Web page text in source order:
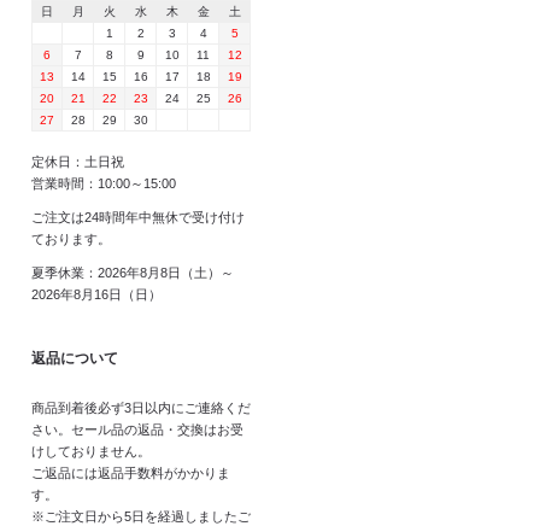
日 月 火 水 木 金
土
1
2 3 4
5
6
7 8 9 10 11
12
13
14 15 16 17 18
19
20
21 22 23 24 25
26
27
28 29 30
定休日：土日祝
営業時間：10:00～15:00
ご注文は24時間年中無休で受け付け
ております。
夏季休業：2026年8月8日（土）～
2026年8月16日（日）
返品について
商品到着後必ず3日以内にご連絡くだ
さい。セール品の返品・交換はお受
けしておりません。
ご返品には返品手数料がかかりま
す。
※ご注文日から5日を経過しましたご